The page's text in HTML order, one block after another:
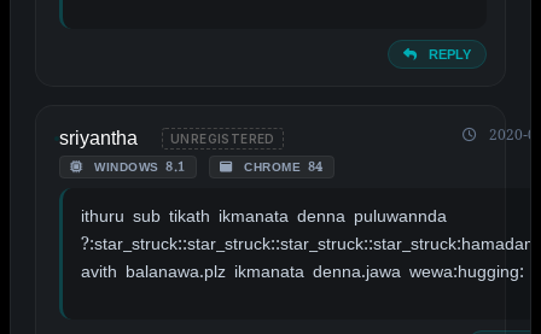
REPLY
sriyantha UNREGISTERED
WINDOWS 8.1 CHROME 84
2020-
ithuru sub tikath ikmanata denna puluwannda
avith balanawa.plz ikmanata denna.jawa wewa:hugging: